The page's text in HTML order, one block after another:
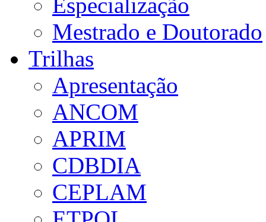
Mestrado e Doutorado
Trilhas
Apresentação
ANCOM
APRIM
CDBDIA
CEPLAM